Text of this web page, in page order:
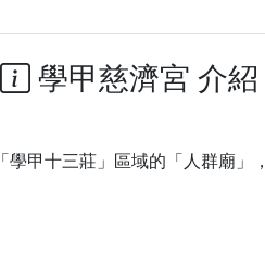
大犒軍科儀，吉祥月不只有普渡
光大典，祈求虎爺神威護持，庇
帳號，讓我們協助您的廟宇推廣
學甲慈濟宮 介紹
甲十三莊」區域的「人群廟